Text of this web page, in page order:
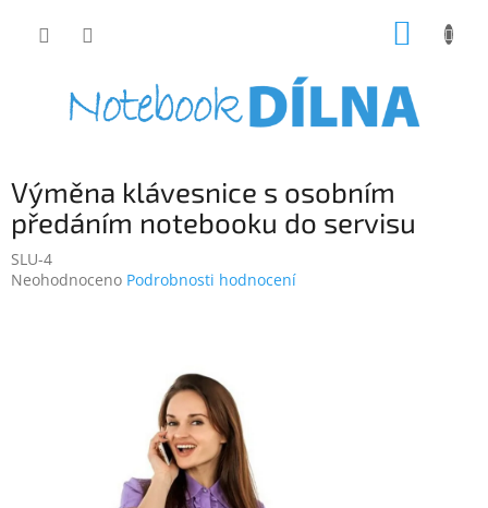
Výměna klávesnice s osobním
předáním notebooku do servisu
SLU-4
Průměrné
Neohodnoceno Podrobnosti hodnocení